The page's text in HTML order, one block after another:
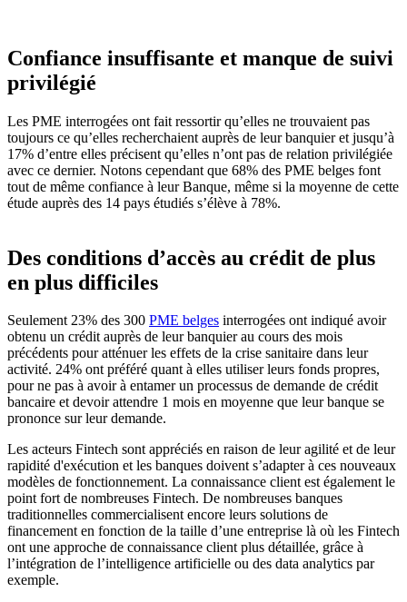
Confiance insuffisante et manque de suivi
privilégié
Les PME interrogées ont fait ressortir qu’elles ne trouvaient pas
toujours ce qu’elles recherchaient auprès de leur banquier et jusqu’à
17% d’entre elles précisent qu’elles n’ont pas de relation privilégiée
avec ce dernier. Notons cependant que 68% des PME belges font
tout de même confiance à leur Banque, même si la moyenne de cette
étude auprès des 14 pays étudiés s’élève à 78%.
Des conditions d’accès au crédit de plus
en plus difficiles
Seulement 23% des 300 PME belges interrogées ont indiqué avoir
obtenu un crédit auprès de leur banquier au cours des mois
précédents pour atténuer les effets de la crise sanitaire dans leur
activité. 24% ont préféré quant à elles utiliser leurs fonds propres,
pour ne pas à avoir à entamer un processus de demande de crédit
bancaire et devoir attendre 1 mois en moyenne que leur banque se
prononce sur leur demande.
Les acteurs Fintech sont appréciés en raison de leur agilité et de leur
rapidité d'exécution et les banques doivent s’adapter à ces nouveaux
modèles de fonctionnement. La connaissance client est également le
point fort de nombreuses Fintech. De nombreuses banques
traditionnelles commercialisent encore leurs solutions de
financement en fonction de la taille d’une entreprise là où les Fintech
ont une approche de connaissance client plus détaillée, grâce à
l’intégration de l’intelligence artificielle ou des data analytics par
exemple.